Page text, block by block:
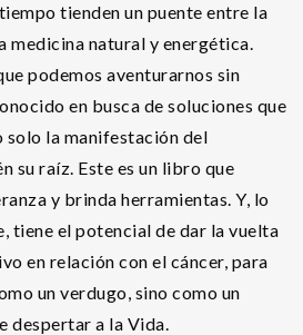
tienden un puente entre la
medicina natural y energética.
podemos aventurarnos sin
en busca de soluciones que
solo la manifestación del
su raíz. Este es un libro que
y brinda herramientas. Y, lo
tiene el potencial de dar la vuelta
en relación con el cáncer, para
un verdugo, sino como un
despertar a la Vida.